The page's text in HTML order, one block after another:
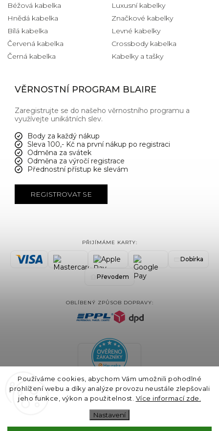
Používáme cookies, abychom Vám umožnili pohodlné
prohlížení webu a díky analýze provozu neustále zlepšovali
jeho funkce, výkon a použitelnost. Více informací zde.
Nastavení
Béžová kabelka
Hnědá kabelka
Bílá kabelka
Červená kabelka
Černá kabelka
Luxusní kabelky
Značkové kabelky
Levné kabelky
Crossbody kabelka
Kabelky a tašky
VĚRNOSTNÍ PROGRAM BLAIRE
Zaregistrujte se do našeho věrnostního programu a
využívejte unikátních slev.
Body za každý nákup
Sleva 100,- Kč na první nákup po registraci
Odměna za svátek
Odměna za výročí registrace
Přednostní přístup ke slevám
REGISTROVAT SE
PŘIJÍMÁME KARTY:
Dobírka
Převodem
OBLÍBENÝ ZPŮSOB DOPRAVY: